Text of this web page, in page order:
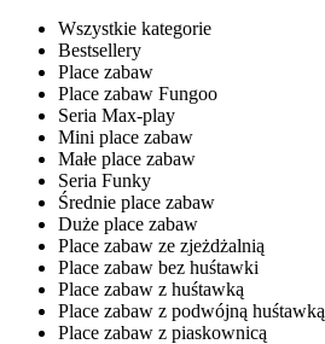
Wszystkie kategorie
Bestsellery
Place zabaw
Place zabaw Fungoo
Seria Max-play
Mini place zabaw
Małe place zabaw
Seria Funky
Średnie place zabaw
Duże place zabaw
Place zabaw ze zjeżdżalnią
Place zabaw bez huśtawki
Place zabaw z huśtawką
Place zabaw z podwójną huśtawką
Place zabaw z piaskownicą